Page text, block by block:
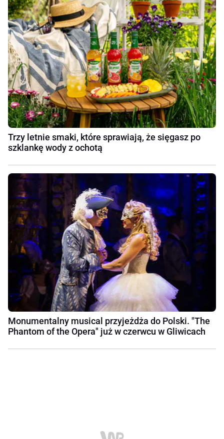
Trzy letnie smaki, które sprawiają, że sięgasz po
szklankę wody z ochotą
Monumentalny musical przyjeżdża do Polski. "The
Phantom of the Opera" już w czerwcu w Gliwicach